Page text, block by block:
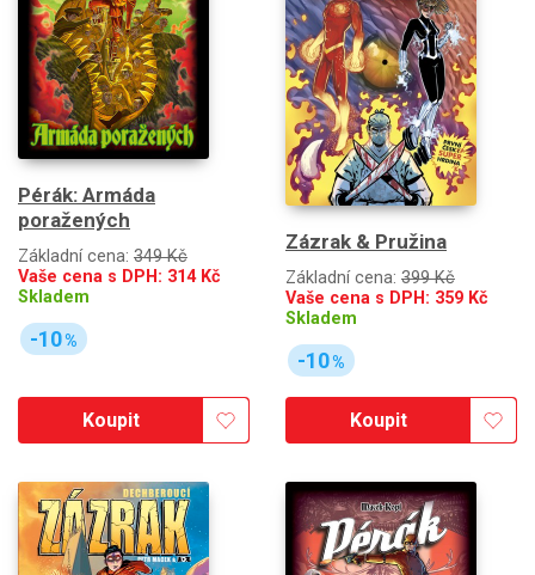
Pérák: Armáda
poražených
Základní cena: 349 Kč
Vaše cena s DPH: 314Kč
Skladem
-10%
Koupit
Zázrak & Pružina
Základní cena: 399 Kč
Vaše cena s DPH: 359 Kč
Skladem
-10%
Koupit